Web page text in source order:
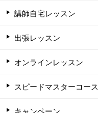
講師自宅レッスン
出張レッスン
オンラインレッスン
スピードマスターコース
キャンペーン